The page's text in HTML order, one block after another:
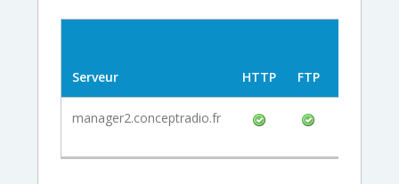
Serveur HTTP FTP
manager2.conceptradio.fr